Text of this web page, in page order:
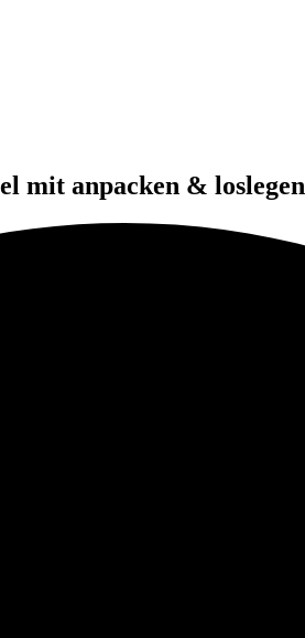
mit anpacken & loslegen